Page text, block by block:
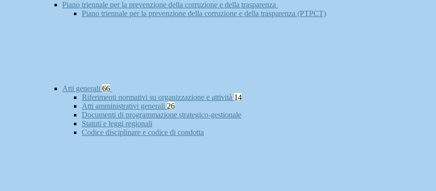
Piano triennale per la prevenzione della corruzione e della trasparenza
Piano triennale per la prevenzione della corruzione e della trasparenza (PTPCT)
Atti generali 66
Riferimenti normativi su organizzazione e attività 14
Atti amministrativi generali 26
Documenti di programmazione strategico-gestionale
Statuti e leggi regionali
Codice disciplinare e codice di condotta